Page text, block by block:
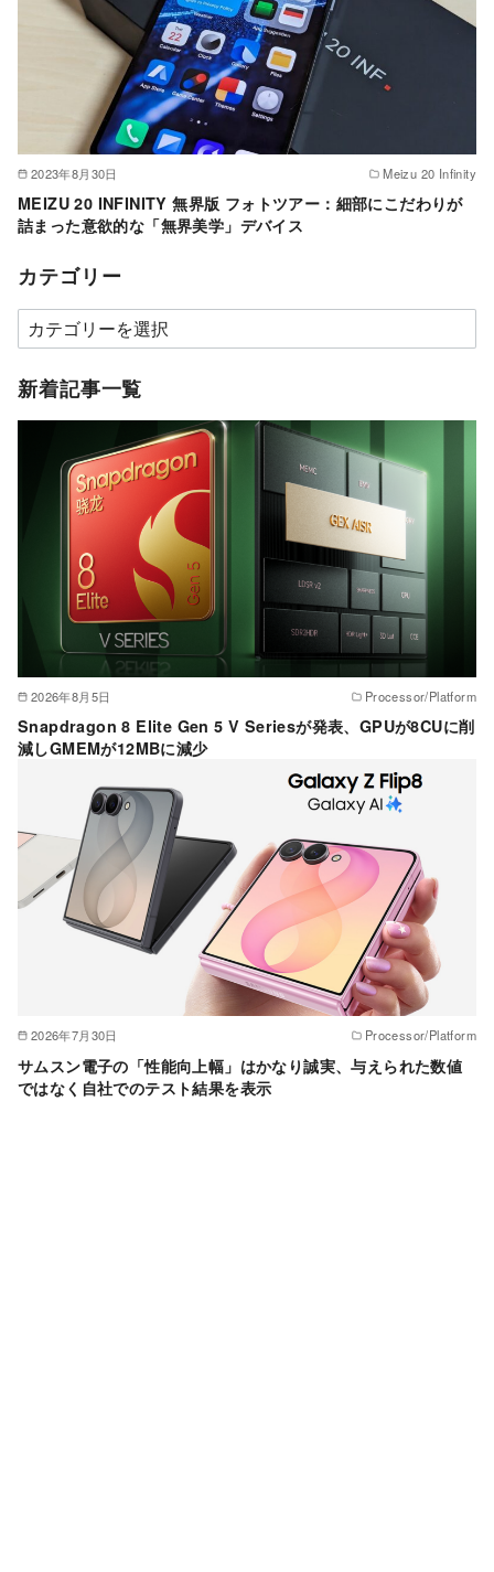
2023年8月30日 Meizu 20 Infinity
MEIZU 20 INFINITY 無界版 フォトツアー：細部にこだわりが
詰まった意欲的な「無界美学」デバイス
カテゴリー
カ
テ
ゴ
新着記事一覧
2026年8月5日 Processor/Platform
Snapdragon 8 Elite Gen 5 V Seriesが発表、GPUが8CUに削
減しGMEMが12MBに減少
2026年7月30日 Processor/Platform
サムスン電子の「性能向上幅」はかなり誠実、与えられた数値
ではなく自社でのテスト結果を表示